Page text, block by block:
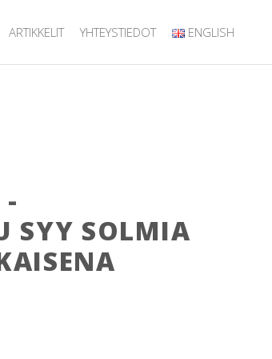
ARTIKKELIT YHTEYSTIEDOT ENGLISH
-
SYY SOLMIA